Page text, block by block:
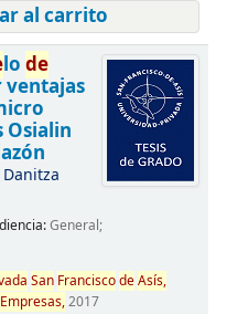
al carrito
lo de
Osialin
General;
San FranciscodeAsís,
Empresas,2017